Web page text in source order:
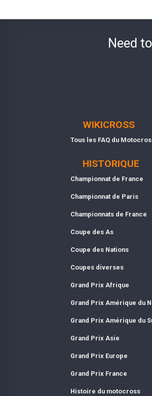
Need
WIKICROSS
Tous les FAQ du
HISTORIQUE
Championnat de France
Championnat de Paris
Championnats de France
Coupe des As
Coupe des Nations
Coupes diverses
Grand Prix Afrique
Grand Prix Amérique du
Grand Prix Amérique du
Grand Prix Asie
Grand Prix Europe
Grand Prix France
Histoire du motocross